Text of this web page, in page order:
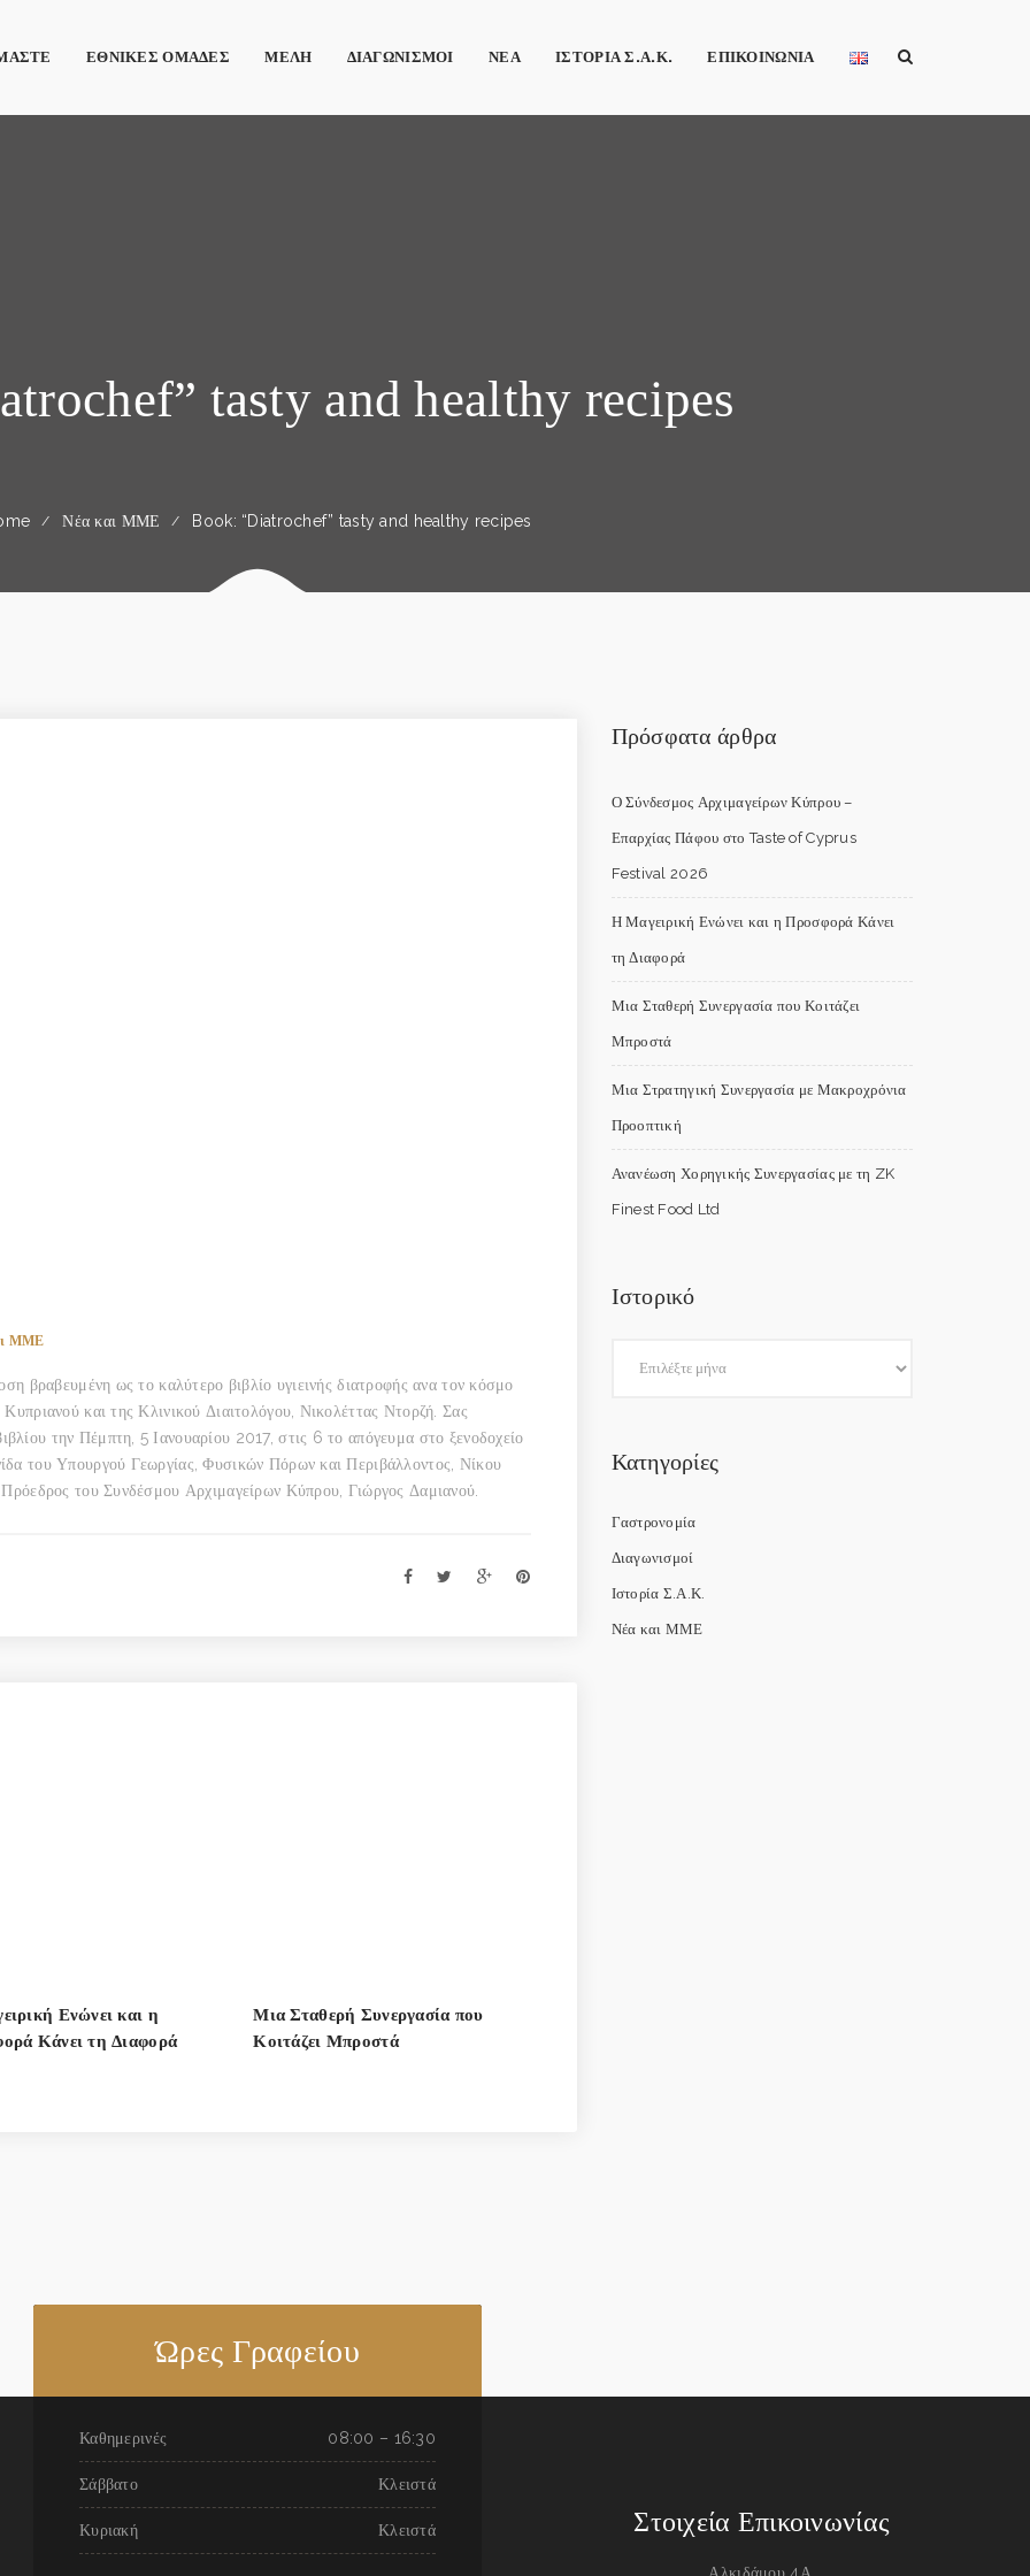
ΕΘΝΙΚΕΣ ΟΜΑΔΕΣ ΜΕΛΗ ΔΙΑΓΩΝΙΣΜΟΙ ΝΕΑ ΙΣΤΟΡΙΑ Σ.Α.Κ. ΕΠΙΚΟΙΝΩΝΙΑ
tasty and healthy recipes
Νέα και ΜΜΕ Book: “Diatrochef” tasty and healthy recipes
ΜΜΕ
βραβευμένη ως το καλύτερο βιβλίο υγιεινής διατροφής ανα τον κόσμο
και της Κλινικού Διαιτολόγου, Νικολέττας Ντορζή. Σας
την Πέμπτη, 5 Ιανουαρίου 2017, στις 6 το απόγευμα στο ξενοδοχείο
του Υπουργού Γεωργίας, Φυσικών Πόρων και Περιβάλλοντος, Νίκου
του Συνδέσμου Αρχιμαγείρων Κύπρου, Γιώργος Δαμιανού.
Ενώνει και η
Κάνει τη Διαφορά
Μια Σταθερή Συνεργασία που
Κοιτάζει Μπροστά
Πρόσφατα άρθρα
Ο Σύνδεσμος Αρχιμαγείρων Κύπρου –
Επαρχίας Πάφου στο Taste of Cyprus
Festival 2026
Η Μαγειρική Ενώνει και η Προσφορά Κάνει
τη Διαφορά
Μια Σταθερή Συνεργασία που Κοιτάζει
Μπροστά
Μια Στρατηγική Συνεργασία με Μακροχρόνια
Προοπτική
Ανανέωση Χορηγικής Συνεργασίας με τη ZK
Finest Food Ltd
Ιστορικό
Κατηγορίες
Γαστρονομία
Διαγωνισμοί
Ιστορία Σ.Α.Κ.
Νέα και ΜΜΕ
Ώρες Γραφείου
Καθημερινές 08:00 – 16:30
Σάββατο Κλειστά
Κυριακή Κλειστά Στοιχεία Επικοινωνίας